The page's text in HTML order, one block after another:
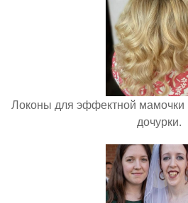
Локоны для эффектной мамочки
дочурки.